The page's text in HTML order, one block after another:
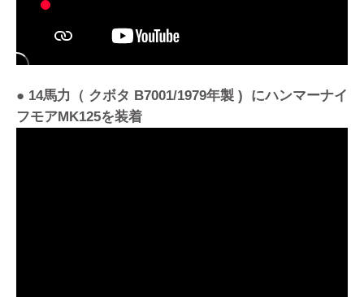
● 14馬力（ クボタ B7001/1979年製 ) にハンマーナイ
フモアMK125を装着